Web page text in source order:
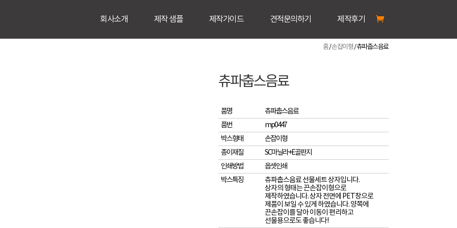
회사소개 제작 샘플 제작가이드 견적문의하기 제작후기
홈/손잡이형/ 츄파춥스음료
츄파춥스음료
품명
츄파춥스음료
품번
mp0447
박스형태
손잡이형
종이재질
SC마닐라+E골판지
인쇄방법
옵셋인쇄
박스특징
츄파춥스음료 선물세트 상자입니다.
상자의 형태는 끈손잡이형으로
제작하였습니다. 상자 전면에 PET창으로
제품이 보일 수 있게 하였습니다. 양쪽에
끈손잡이를 달아 이동이 편리하고
선물용으로도 좋습니다!